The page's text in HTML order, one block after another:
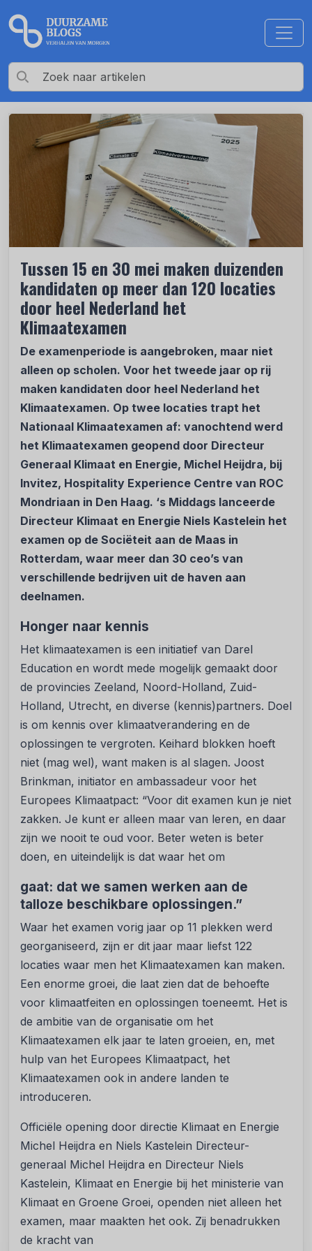
Tussen 15 en 30 mei maken duizenden
kandidaten op meer dan 120 locaties
door heel Nederland het
Klimaatexamen
De examenperiode is aangebroken, maar niet
alleen op scholen. Voor het tweede jaar op rij
maken kandidaten door heel Nederland het
Klimaatexamen. Op twee locaties trapt het
Nationaal Klimaatexamen af: vanochtend werd
het Klimaatexamen geopend door Directeur
Generaal Klimaat en Energie, Michel Heijdra, bij
Invitez, Hospitality Experience Centre van ROC
Mondriaan in Den Haag. ‘s Middags lanceerde
Directeur Klimaat en Energie Niels Kastelein het
examen op de Sociëteit aan de Maas in
Rotterdam, waar meer dan 30 ceo’s van
verschillende bedrijven uit de haven aan
deelnamen.
Honger naar kennis
Het klimaatexamen is een initiatief van Darel
Education en wordt mede mogelijk gemaakt door
de provincies Zeeland, Noord-Holland, Zuid-
Holland, Utrecht, en diverse (kennis)partners. Doel
is om kennis over klimaatverandering en de
oplossingen te vergroten. Keihard blokken hoeft
niet (mag wel), want maken is al slagen. Joost
Brinkman, initiator en ambassadeur voor het
Europees Klimaatpact: “Voor dit examen kun je niet
zakken. Je kunt er alleen maar van leren, en daar
zijn we nooit te oud voor. Beter weten is beter
doen, en uiteindelijk is dat waar het om
gaat: dat we samen werken aan de
talloze beschikbare oplossingen.”
Waar het examen vorig jaar op 11 plekken werd
georganiseerd, zijn er dit jaar maar liefst 122
locaties waar men het Klimaatexamen kan maken.
Een enorme groei, die laat zien dat de behoefte
voor klimaatfeiten en oplossingen toeneemt. Het is
de ambitie van de organisatie om het
Klimaatexamen elk jaar te laten groeien, en, met
hulp van het Europees Klimaatpact, het
Klimaatexamen ook in andere landen te
introduceren.
Officiële opening door directie Klimaat en Energie
Michel Heijdra en Niels Kastelein Directeur-
generaal Michel Heijdra en Directeur Niels
Kastelein, Klimaat en Energie bij het ministerie van
Klimaat en Groene Groei, openden niet alleen het
examen, maar maakten het ook. Zij benadrukken
de kracht van